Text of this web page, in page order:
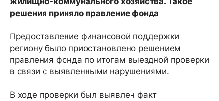
решения приняло правление фонда
Предоставление финансовой поддержки
региону было приостановлено решением
правления фонда по итогам выездной проверки
в связи с выявленными нарушениями.
В ходе проверки был выявлен факт